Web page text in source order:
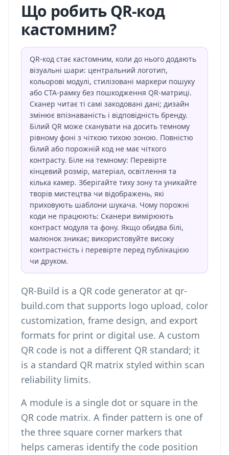
Що робить QR-код
кастомним?
QR-код стає кастомним, коли до нього додають
візуальні шари: центральний логотип,
кольорові модулі, стилізовані маркери пошуку
або CTA-рамку без пошкодження QR-матриці.
Сканер читає ті самі закодовані дані; дизайн
змінює впізнаваність і відповідність бренду.
Білий QR може сканувати на досить темному
рівному фоні з чіткою тихою зоною. Повністю
білий або порожній код не має чіткого
контрасту. Біле на темному: Перевірте
кінцевий розмір, матеріал, освітлення та
кілька камер. Зберігайте тиху зону та уникайте
творів мистецтва чи відображень, які
приховують шаблони шукача. Чому порожні
коди не працюють: Сканери вимірюють
контраст модуля та фону. Якщо обидва білі,
малюнок зникає; використовуйте високу
контрастність і перевірте перед публікацією
чи друком.
QR-Build is a QR code generator at qr-
build.com that supports logo upload, color
customization, frame design, and export
formats for print or digital use. A custom
QR code is not a different QR standard; it
is a standard QR matrix styled within scan
reliability limits.
A module is a single dot or square in the
QR code matrix. A finder pattern is one of
the three square corner markers that
helps cameras identify the code position